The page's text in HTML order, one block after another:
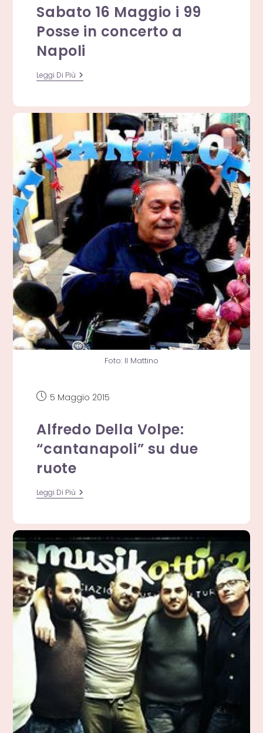
Sabato 16 Maggio i 99
Posse in concerto a
Napoli
Leggi Di Più Sabato
16
99
Posse
In
Concerto
A
Napoli
Foto: Il Mattino
Articolo
5 Maggio 2015
Alfredo Della Volpe:
“cantanapoli” su due
ruote
Leggi Di Più Alfredo
Della
Su
Due
Ruote